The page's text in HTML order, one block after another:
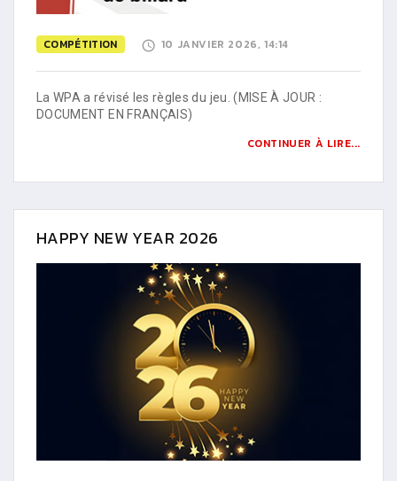
COMPÉTITION 10 JANVIER 2026, 14:14
La WPA a révisé les règles du jeu. (MISE À JOUR :
DOCUMENT EN FRANÇAIS)
CONTINUER À LIRE...
HAPPY NEW YEAR 2026